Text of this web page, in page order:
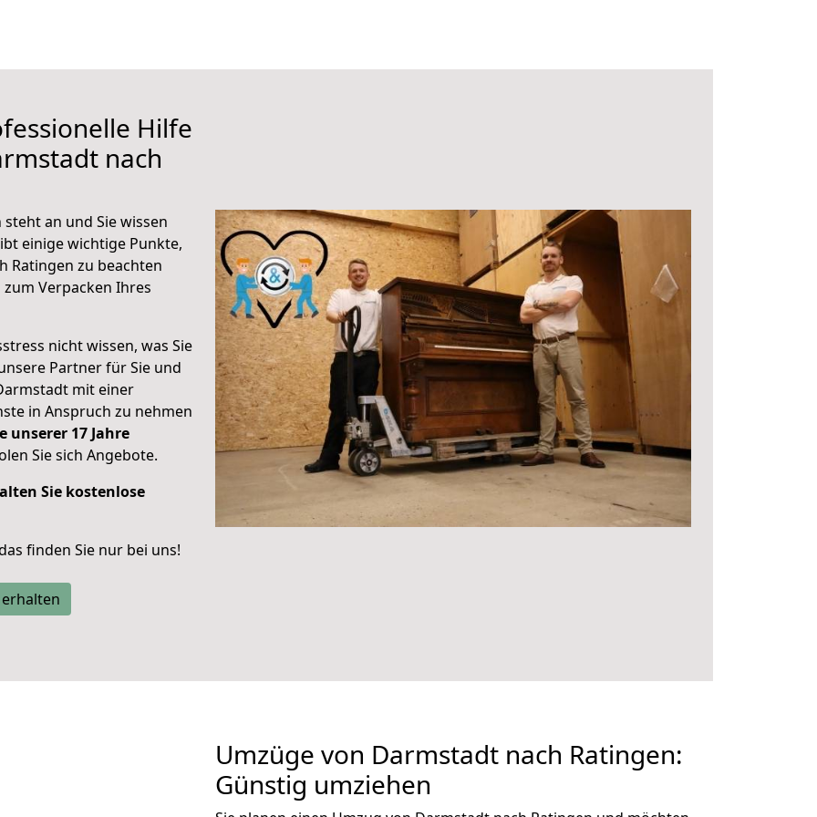
Hilfe
nach
an und Sie wissen
einige wichtige Punkte,
Ratingen zu beachten
Verpacken Ihres
nicht wissen, was Sie
Partner für Sie und
mit einer
in Anspruch zu nehmen
unserer 17 Jahre
Sie sich Angebote.
Sie kostenlose
finden Sie nur bei uns!
Umzüge von Darmstadt nach Ratingen:
Günstig umziehen